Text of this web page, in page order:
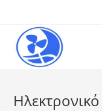
content